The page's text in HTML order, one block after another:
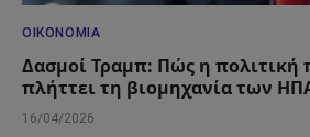
ΟΙΚΟΝΟΜΊΑ
Δασμοί Τραμπ: Πώς η πολιτική
πλήττει τη βιομηχανία των
16/04/2026